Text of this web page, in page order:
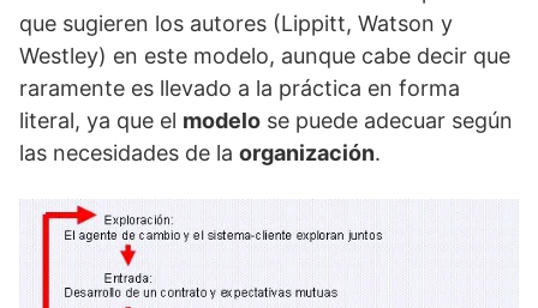
que sugieren los autores (Lippitt, Watson y
Westley) en este modelo, aunque cabe decir que
raramente es llevado a la práctica en forma
literal, ya que el modelo se puede adecuar según
las necesidades de la organización.